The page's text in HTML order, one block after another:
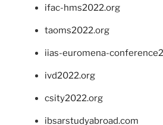
ifac-hms2022.org
taoms2022.org
iias-euromena-
ivd2022.org
csity2022.org
ibsarstudyabroad.com